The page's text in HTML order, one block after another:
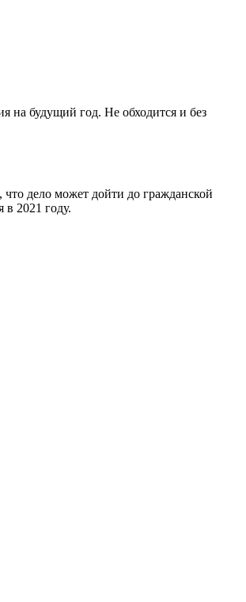
на будущий год. Не обходится и без
что дело может дойти до гражданской
в 2021 году.